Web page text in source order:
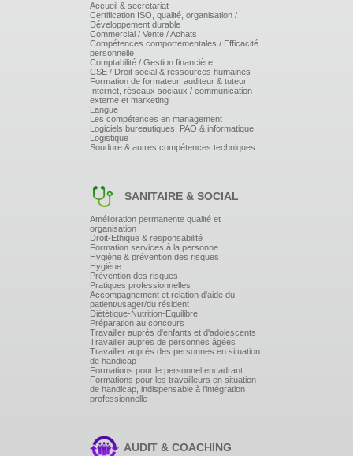
Accueil & secrétariat
Certification ISO, qualité, organisation /
Développement durable
Commercial / Vente / Achats
Compétences comportementales / Efficacité
personnelle
Comptabilité / Gestion financière
CSE / Droit social & ressources humaines
Formation de formateur, auditeur & tuteur
Internet, réseaux sociaux / communication
externe et marketing
Langue
Les compétences en management
Logiciels bureautiques, PAO & informatique
Logistique
Soudure & autres compétences techniques
SANITAIRE & SOCIAL
Amélioration permanente qualité et
organisation
Droit-Ethique & responsabilité
Formation services à la personne
Hygiène & prévention des risques
Hygiène
Prévention des risques
Pratiques professionnelles
Accompagnement et relation d'aide du
patient/usager/du résident
Diététique-Nutrition-Equilibre
Préparation au concours
Travailler auprès d'enfants et d'adolescents
Travailler auprès de personnes âgées
Travailler auprès des personnes en situation
de handicap
Formations pour le personnel encadrant
Formations pour les travailleurs en situation
de handicap, indispensable à l'intégration
professionnelle
AUDIT & COACHING